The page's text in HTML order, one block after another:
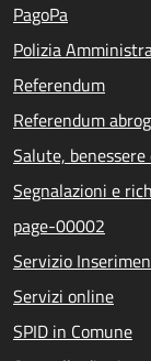
PagoPa
Polizia
Referendum
Referendum
Salute,
Segnalazioni e
page-00002
Servizio
Servizi online
SPID in Comune